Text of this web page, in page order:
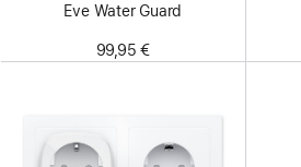
Eve Water Guard
99,95 €